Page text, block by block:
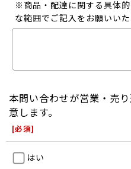
※商品・配達に関する具体
な範囲でご記入をお願いいた
本問い合わせが営業・売
意します。
[必須]
はい